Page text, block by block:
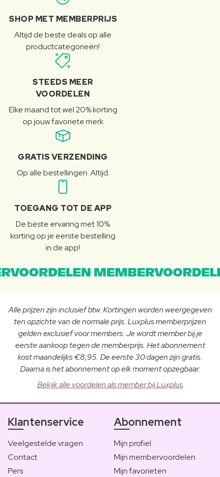
SHOP MET MEMBERPRIJS
Altijd de beste deals op alle
productcategorieën!
STEEDS MEER
VOORDELEN
Elke maand tot wel 20% korting
op jouw favoriete merk
GRATIS VERZENDING
Op alle bestellingen. Altijd.
TOEGANG TOT DE APP
De beste ervaring met 10%
korting op je eerste bestelling
in de app!
Alle prijzen zijn inclusief btw. Kortingen worden weergegeven
ten opzichte van de normale prijs. Luxplus memberprijzen
gelden exclusief voor members. Je wordt member bij je
eerste aankoop tegen de memberprijs. Het abonnement
kost maandelijks €8,95. De eerste 30 dagen zijn gratis.
Daarna is het abonnement op elk moment opzegbaar.
Bekijk alle voordelen als member bij Luxplus
Klantenservice
Veelgestelde vragen
Contact
Pers
Abonnement
Mijn profiel
Mijn membervoordelen
Mijn favorieten